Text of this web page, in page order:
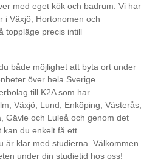
med eget kök och badrum. Vi har
i Växjö, Hortonomen och
toppläge precis intill
både möjlighet att byta ort under
över hela Sverige.
till K2Asom har
Växjö, Lund, Enköping, Västerås,
Gävle och Luleå och genom det
kan du enkelt få ett
är klar med studierna. Välkommen
under din studietid hos oss!